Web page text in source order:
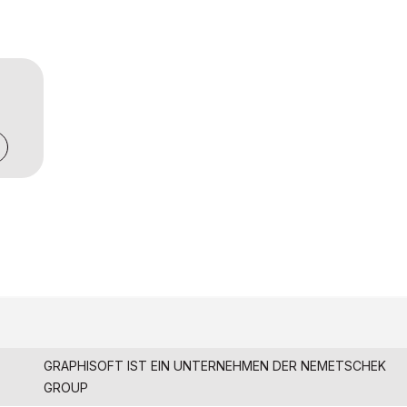
GRAPHISOFT IST EIN UNTERNEHMEN DERNEMETSCHEK
GROUP